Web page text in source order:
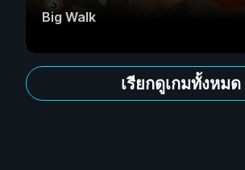
Big Walk
เรียกดูเกมทั้งหมด